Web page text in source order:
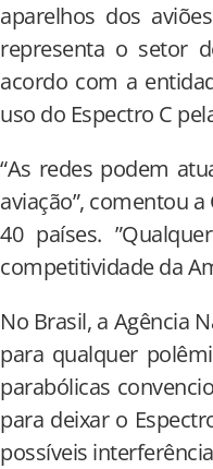
aparelhos dos
representa o setor
acordo com a
uso do Espectro C
“As redes podem
aviação”, comentou
40 países.
competitividade da
No Brasil, a Agência
para qualquer
parabólicas
para deixar o
possíveis